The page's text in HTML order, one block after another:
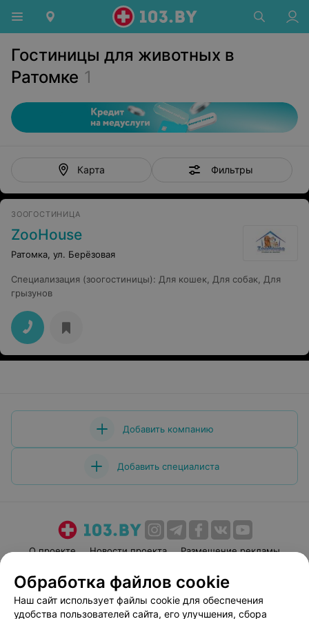
Гостиницы для животных в
Ратомке 1
Карта Фильтры
ЗООГОСТИНИЦА
ZooHouse
Ратомка, ул. Берёзовая
Специализация (зоогостиницы): Для кошек Для собак Для
грызунов
Добавить компанию
Добавить специалиста
О проекте Новости проекта
Размещение рекламы
Пользовательское соглашение
Способы оплаты
Вакансии
Партнеры
Обработка файлов cookie
Наш сайт использует файлы cookie для обеспечения
удобства пользователей сайта, его улучшения, сбора